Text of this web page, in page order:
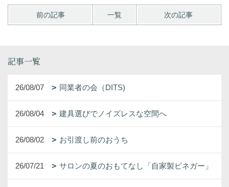
前の記事 一覧 次の記事
記事一覧
26/08/07 同業者の会（DITS)
26/08/04 建具選びでノイズレスな空間へ
26/08/02 お引渡し前のおうち
26/07/21 サロンの夏のおもてなし「自家製ビネガー」